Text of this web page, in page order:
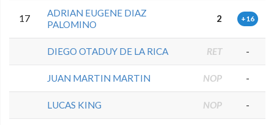
17
ADRIAN EUGENE DIAZ
PALOMINO
2 +16
DIEGO OTADUY DE LA RICA RET -
JUAN MARTIN MARTIN NOP -
LUCAS KING NOP -